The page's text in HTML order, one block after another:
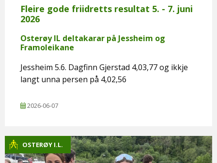
Fleire gode friidretts resultat 5. - 7. juni
2026
Osterøy IL deltakarar på Jessheim og
Framoleikane
Jessheim 5.6. Dagfinn Gjerstad 4,03,77 og ikkje
langt unna persen på 4,02,56
2026-06-07
OSTERØY I.L.